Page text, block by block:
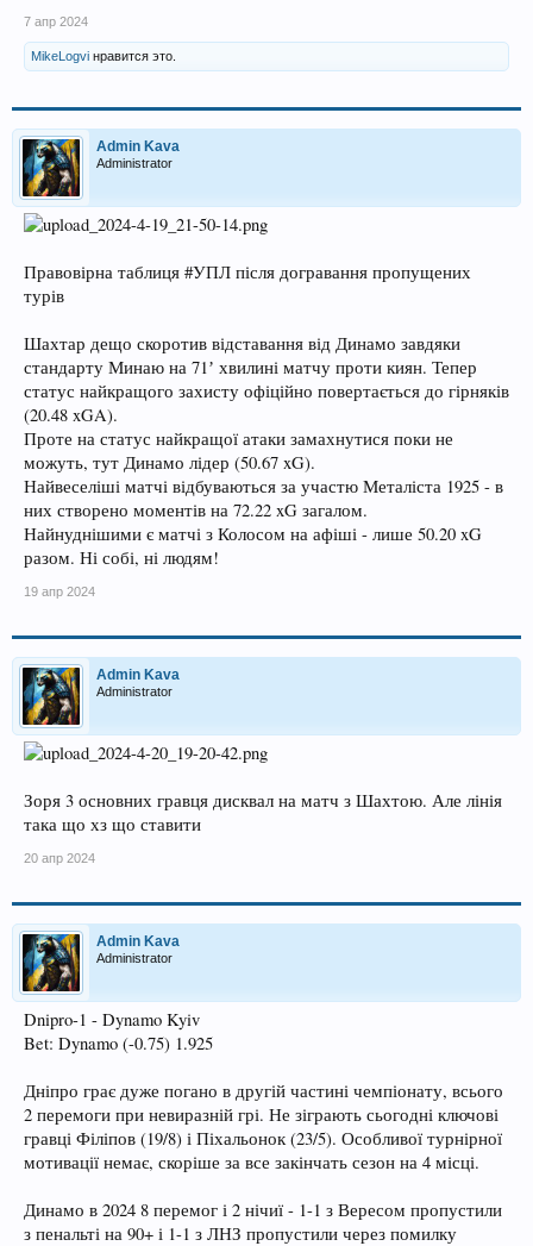
7 апр 2024
MikeLogvi нравится это.
Admin Kava
Administrator
Правовірна таблиця #УПЛ після догравання пропущених
турів
Шахтар дещо скоротив відставання від Динамо завдяки
стандарту Минаю на 71ʼ хвилині матчу проти киян. Тепер
статус найкращого захисту офіційно повертається до гірняків
(20.48 xGA).
Проте на статус найкращої атаки замахнутися поки не
можуть, тут Динамо лідер (50.67 xG).
Найвеселіші матчі відбуваються за участю Металіста 1925 - в
них створено моментів на 72.22 xG загалом.
Найнуднішими є матчі з Колосом на афіші - лише 50.20 xG
разом. Ні собі, ні людям!
19 апр 2024
Admin Kava
Administrator
Зоря 3 основних гравця дисквал на матч з Шахтою. Але лінія
така що хз що ставити
20 апр 2024
Admin Kava
Administrator
Dnipro-1 - Dynamo Kyiv
Bet: Dynamo (-0.75) 1.925
Дніпро грає дуже погано в другій частині чемпіонату, всього
2 перемоги при невиразній грі. Не зіграють сьогодні ключові
гравці Філіпов (19/8) і Піхальонок (23/5). Особливої турнірної
мотивації немає, скоріше за все закінчать сезон на 4 місці.
Динамо в 2024 8 перемог і 2 нічиї - 1-1 з Вересом пропустили
з пенальті на 90+ і 1-1 з ЛНЗ пропустили через помилку